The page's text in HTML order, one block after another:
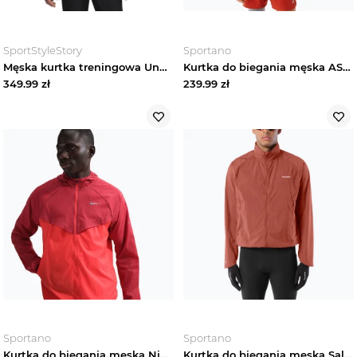
Bielizna sportowa męska
Bluzy sportowe męskie
Buty sportowe męskie
Legginsy męskie
Koszulki sportowe męskie
Koszule turystyczne męskie
Zobacz wszystko
SportStyleStory
Męska kurtka treningowa Under Armour UA Tech Utility Woven Jckt - czarna
349.99 zł
Sportano
Kurtka do biegania męska ASICS Icon performance black
239.99 zł
Sportano
Sportano